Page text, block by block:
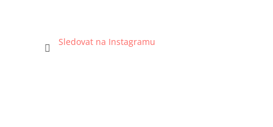
Sledovat na Instagramu